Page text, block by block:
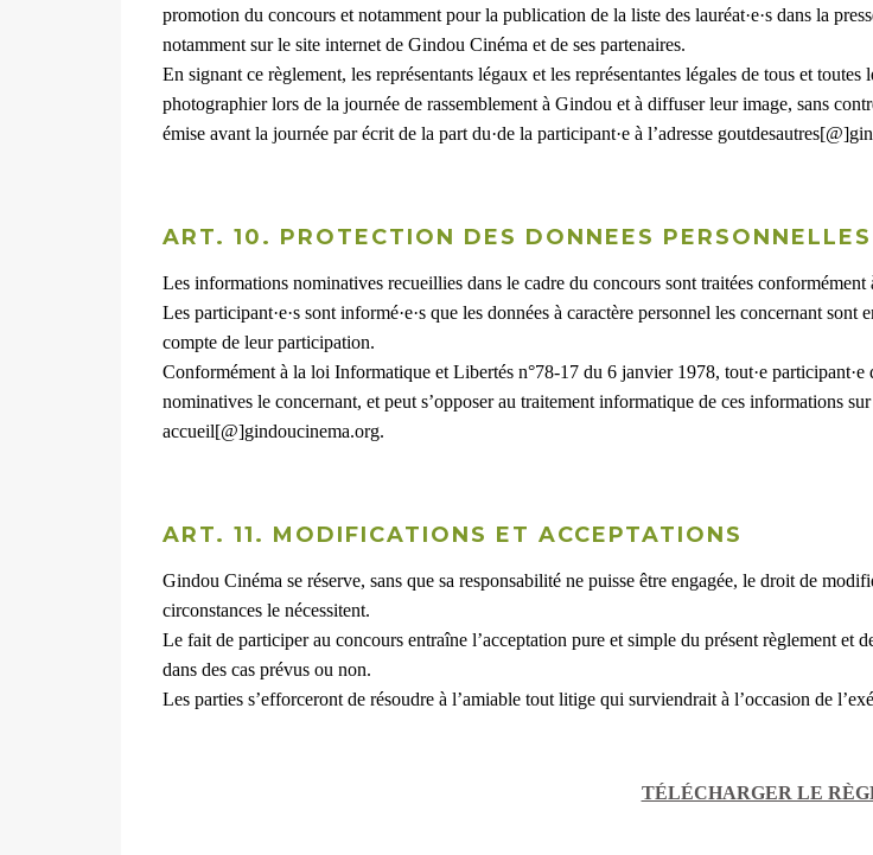
promotion du concours et notamment pour la publication de la liste des lauréat·e·s dans la
notamment sur le site internet de Gindou Cinéma et de ses partenaires.
En signant ce règlement, les représentants légaux et les représentantes légales de tous et
photographier lors de la journée de rassemblement à Gindou et à diffuser leur image, sans
émise avant la journée par écrit de la part du·de la participant·e à l’adresse
ART. 10. PROTECTION DES DONNEES PERSONNELLES
Les informations nominatives recueillies dans le cadre du concours sont traitées
Les participant·e·s sont informé·e·s que les données à caractère personnel les concernant
compte de leur participation.
Conformément à la loi Informatique et Libertés n°78-17 du 6 janvier 1978, tout·e
nominatives le concernant, et peut s’opposer au traitement informatique de ces informations
accueil[@]gindoucinema.org.
ART. 11. MODIFICATIONS ET ACCEPTATIONS
Gindou Cinéma se réserve, sans que sa responsabilité ne puisse être engagée, le droit de
circonstances le nécessitent.
Le fait de participer au concours entraîne l’acceptation pure et simple du présent règlement et
dans des cas prévus ou non.
Les parties s’efforceront de résoudre à l’amiable tout litige qui surviendrait à l’occasion de
TÉLÉCHARGER LE